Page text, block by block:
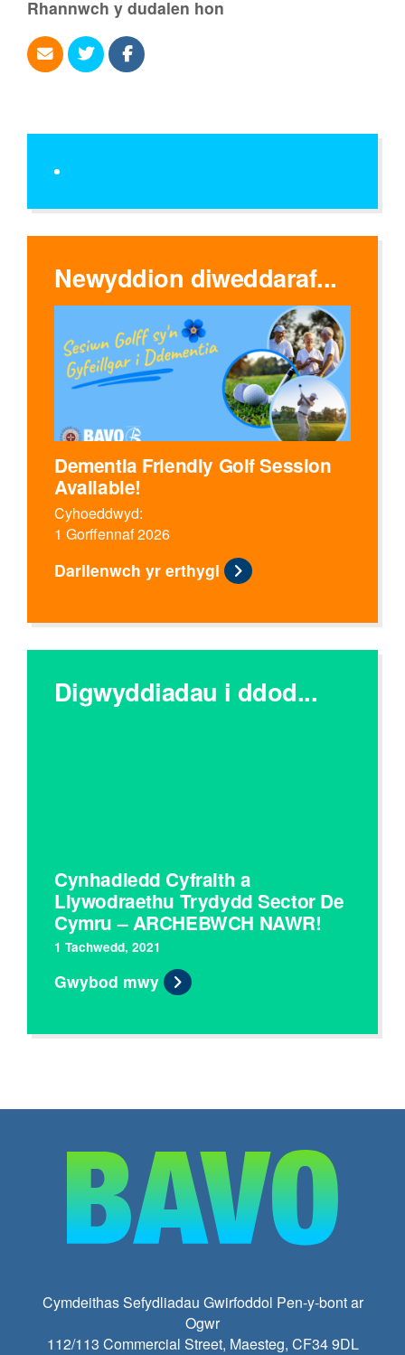
Rhannwch y dudalen hon
Newyddion diweddaraf...
Dementia Friendly Golf Session
Available!
Cyhoeddwyd:
1 Gorffennaf 2026
Darllenwch yr erthygl
Digwyddiadau i ddod...
Cynhadledd Cyfraith a
Llywodraethu Trydydd Sector De
Cymru – ARCHEBWCH NAWR!
1 Tachwedd, 2021
Gwybod mwy
Cymdeithas Sefydliadau Gwirfoddol Pen-y-bont ar
Ogwr
112/113 Commercial Street, Maesteg, CF34 9DL